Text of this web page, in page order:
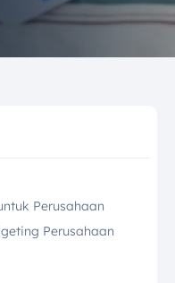
Perusahaan
Perusahaan